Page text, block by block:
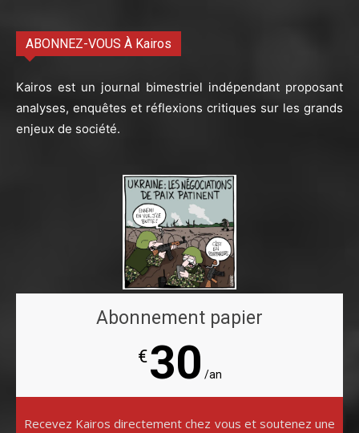
ABONNEZ-VOUS À Kairos
Kairos est un journal bimestriel indépendant proposant
analyses, enquêtes et réflexions critiques sur les grands
enjeux de société.
Abonnement papier
€30 /an
Recevez Kairos directement chez vous et soutenez une